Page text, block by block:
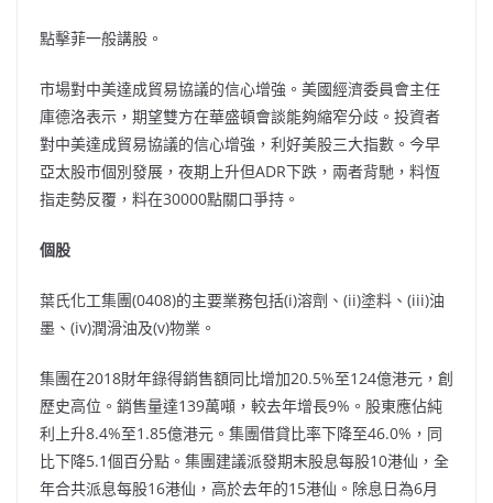
點擊菲一般講股。
市場對中美達成貿易協議的信心增強。美國經濟委員會主任
庫德洛表示，期望雙方在華盛頓會談能夠縮窄分歧。投資者
對中美達成貿易協議的信心增強，利好美股三大指數。今早
亞太股市個別發展，夜期上升但ADR下跌，兩者背馳，料恆
指走勢反覆，料在30000點關口爭持。
個股
葉氏化工集團(0408)的主要業務包括(i)溶劑、(ii)塗料、(iii)油
墨、(iv)潤滑油及(v)物業。
集團在2018財年錄得銷售額同比增加20.5%至124億港元，創
歷史高位。銷售量達139萬噸，較去年增長9%。股東應佔純
利上升8.4%至1.85億港元。集團借貸比率下降至46.0%，同
比下降5.1個百分點。集團建議派發期末股息每股10港仙，全
年合共派息每股16港仙，高於去年的15港仙。除息日為6月